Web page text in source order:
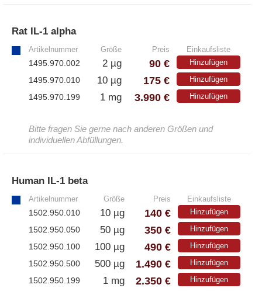
White Label und Geräte
– Alle White Label und technische Produkte
Rat IL-1 alpha
Artikelnummer Größe Preis Einkaufsliste
1495.970.002 2 µg 90 € Hinzufügen
1495.970.010 10 µg 175 € Hinzufügen
1495.970.199 1 mg 3.990 € Hinzufügen
Bitte fragen Sie gerne nach anderen Größen und
individuellen Abfüllungen.
Human IL-1 beta
Artikelnummer Größe Preis Einkaufsliste
1502.950.010 10 µg 140 € Hinzufügen
1502.950.050 50 µg 350 € Hinzufügen
1502.950.100 100 µg 490 € Hinzufügen
1502.950.500 500 µg 1.490 € Hinzufügen
1502.950.199 1 mg 2.350 € Hinzufügen